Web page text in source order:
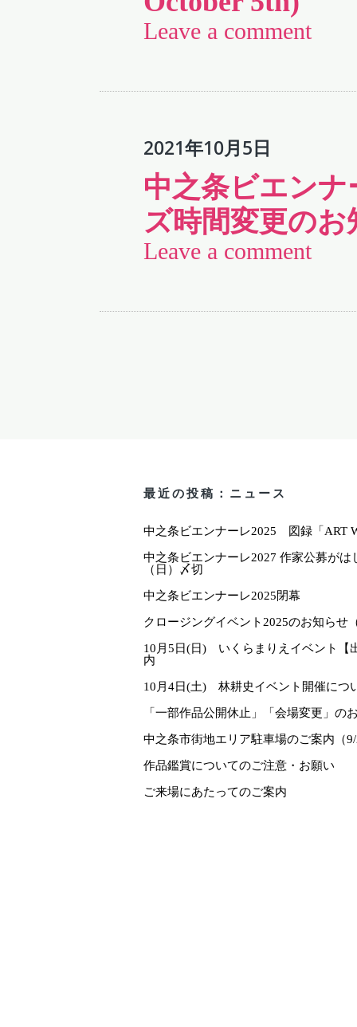
Leave a comment
2021年10月5日
中之条ビエンナ
ズ時間変更のお
Leave a comment
最近の投稿：ニュース
中之条ビエンナーレ2025 図録「ART
中之条ビエンナーレ2027 作家公募がは
（日）〆切
中之条ビエンナーレ2025閉幕
クロージングイベント2025のお知らせ
10月5日(日) いくらまりえイベント【
内
10月4日(土) 林耕史イベント開催につ
「一部作品公開休止」「会場変更」の
中之条市街地エリア駐車場のご案内（
作品鑑賞についてのご注意・お願い
ご来場にあたってのご案内